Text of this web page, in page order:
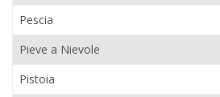
Pescia
Pieve a Nievole
Pistoia